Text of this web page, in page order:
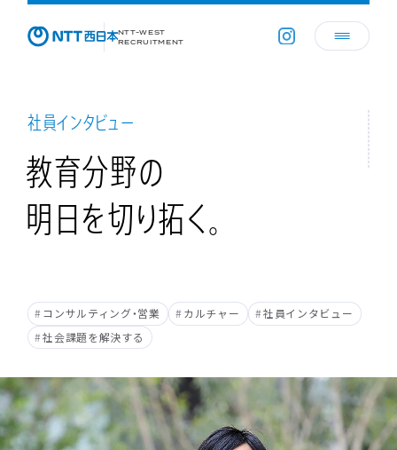
NTT-WEST
RECRUITMENT
社員インタビュー
教育分野の
明日を切り拓く。
#コンサルティング・営業 #カルチャー #社員インタビュー
#社会課題を解決する